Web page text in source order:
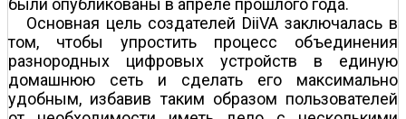
были опубликованы в апреле прошлого года.
Основная цель создателей DiiVA заключалась в
том, чтобы упростить процесс объединения
разнородных цифровых устройств в единую
домашнюю сеть и сделать его максимально
удобным, избавив таким образом пользователей